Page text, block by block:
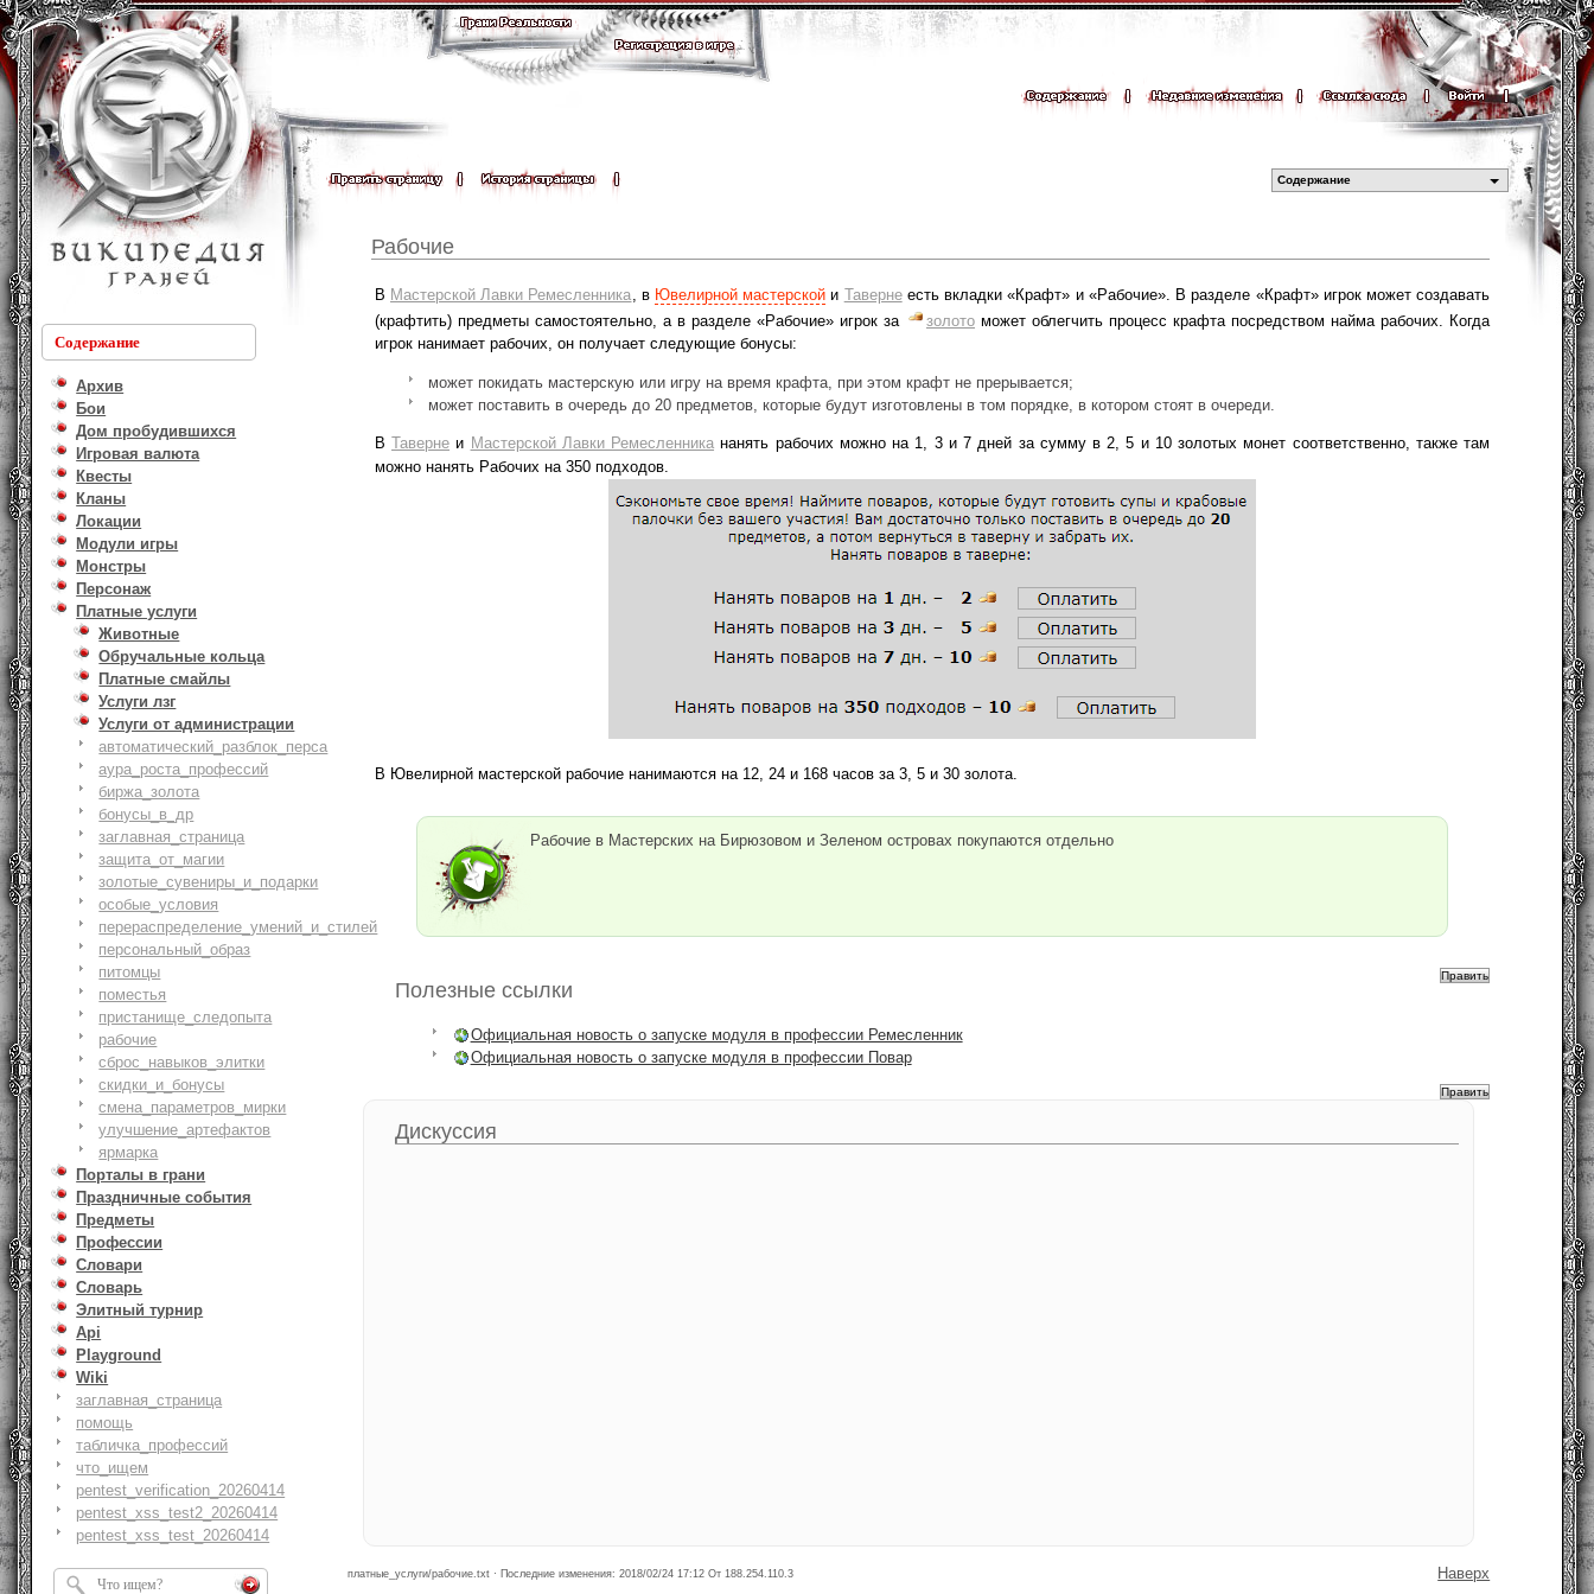
Содержание
Архив
Бои
Дом пробудившихся
Игровая валюта
Квесты
Кланы
Локации
Модули игры
Монстры
Персонаж
Платные услуги
Животные
Обручальные кольца
Платные смайлы
Услуги лзг
Услуги от администрации
автоматический_разблок_перса
аура_роста_профессий
биржа_золота
бонусы_в_др
заглавная_страница
защита_от_магии
золотые_сувениры_и_подарки
особые_условия
перераспределение_умений_и_стилей
персональный_образ
питомцы
поместья
пристанище_следопыта
рабочие
сброс_навыков_элитки
скидки_и_бонусы
смена_параметров_мирки
улучшение_артефактов
ярмарка
Порталы в грани
Праздничные события
Предметы
Профессии
Словари
Словарь
Элитный турнир
Api
Playground
Wiki
заглавная_страница
помощь
табличка_профессий
что_ищем
pentest_verification_20260414
pentest_xss_test2_20260414
pentest_xss_test_20260414
Содержание
Рабочие
В Мастерской Лавки Ремесленника , в Ювелирной мастерской и Тавернеесть вкладки «Крафт» и «Рабочие». В разделе «Крафт» игрок может создавать
(крафтить) предметы самостоятельно, а в разделе «Рабочие» игрок за
золото может облегчить процесс крафта посредством найма рабочих. Когда
игрок нанимает рабочих, он получает следующие бонусы:
может покидать мастерскую или игру на время крафта, при этом крафт не прерывается;
может поставить в очередь до 20 предметов, которые будут изготовлены в том порядке, в котором стоят в очереди.
ВТаверне и Мастерской Лавки Ремесленника нанять рабочих можно на 1, 3 и 7 дней за сумму в 2, 5 и 10 золотых монет соответственно, также там
можно нанять Рабочих на 350 подходов.
В Ювелирной мастерской рабочие нанимаются на 12, 24 и 168 часов за 3, 5 и 30 золота.
Рабочие в Мастерских на Бирюзовом и Зеленом островах покупаются отдельно
Полезные ссылки
Официальная новость о запуске модуля в профессии Ремесленник
Официальная новость о запуске модуля в профессии Повар
Дискуссия
платные_услуги/рабочие.txt · Последние изменения: 2018/02/24 17:12 От 188.254.110.3 Наверх